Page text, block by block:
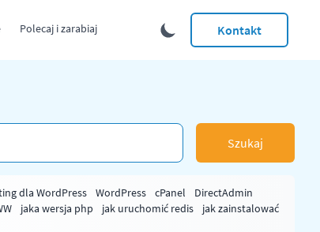
Polecaj i zarabiaj Kontakt
Szukaj
dla WordPress WordPress cPanel
DirectAdmin
jaka wersja php jak uruchomić redis
jak zainstalować